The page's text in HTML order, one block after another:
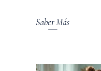
Saber Más